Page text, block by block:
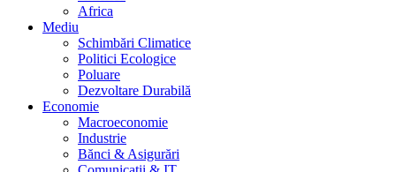
Africa
Mediu
Schimbări Climatice
Politici Ecologice
Poluare
Dezvoltare Durabilă
Economie
Macroeconomie
Industrie
Bănci & Asigurări